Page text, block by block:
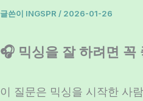
글쓴이 INGSPR / 2026-01-26
🎧 믹싱을 잘 하려면 꼭
이 질문은 믹싱을 시작한 사